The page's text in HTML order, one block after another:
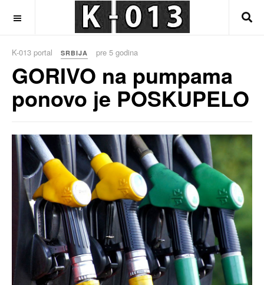
K-013 portal SRBIJA pre 5 godina
GORIVO na pumpama
ponovo je POSKUPELO